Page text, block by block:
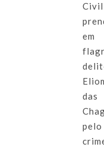
Civil
em
das
pelo